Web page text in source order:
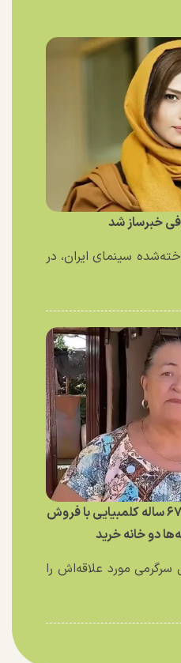
خبرساز شد
سینمای ایران، در
ملکه شایعه کلمبیا؛ زن ۶۷ ساله کلمبیایی با فروش
دو خانه خرید
سرگرمی مورد علاقه‌اش را